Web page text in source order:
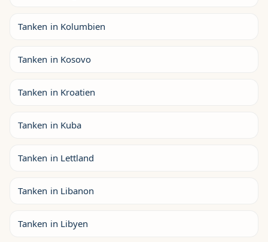
Tanken in Kolumbien
Tanken in Kosovo
Tanken in Kroatien
Tanken in Kuba
Tanken in Lettland
Tanken in Libanon
Tanken in Libyen